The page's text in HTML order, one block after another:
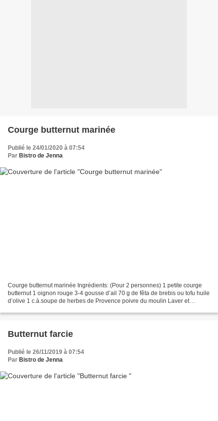
Courge butternut marinée
Publié le 24/01/2020 à 07:54
Par Bistro de Jenna
Courge butternut marinée Ingrédients: (Pour 2 personnes) 1 petite courge
butternut 1 oignon rouge 3-4 gousse d’ail 70 g de fêta de brebis ou tofu huile
d’olive 1 c.à.soupe de herbes de Provence poivre du moulin Laver et
Butternut farcie
Publié le 26/11/2019 à 07:54
Par Bistro de Jenna